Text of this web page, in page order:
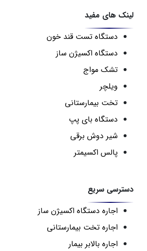
لینک های مفید
دستگاه تست قند خون
دستگاه اکسیژن ساز
تشک مواج
ویلچر
تخت بیمارستانی
دستگاه بای پپ
شیر دوش برقی
پالس اکسیمتر
دسترسی سریع
اجاره دستگاه اکسیژن ساز
اجاره تخت بیمارستانی
اجاره بالابر بیمار